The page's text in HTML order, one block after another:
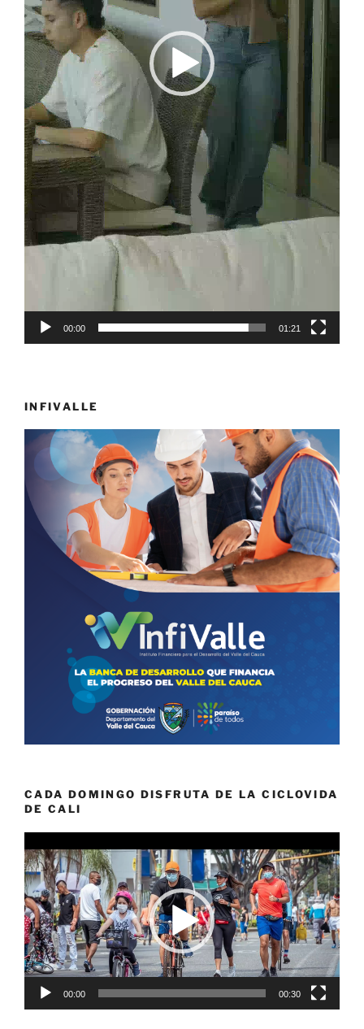
00:00 01:21
INFIVALLE
CADA DOMINGO DISFRUTA DE LA CICLOVIDA
DE CALI
de
vídeo
00:00 00:30